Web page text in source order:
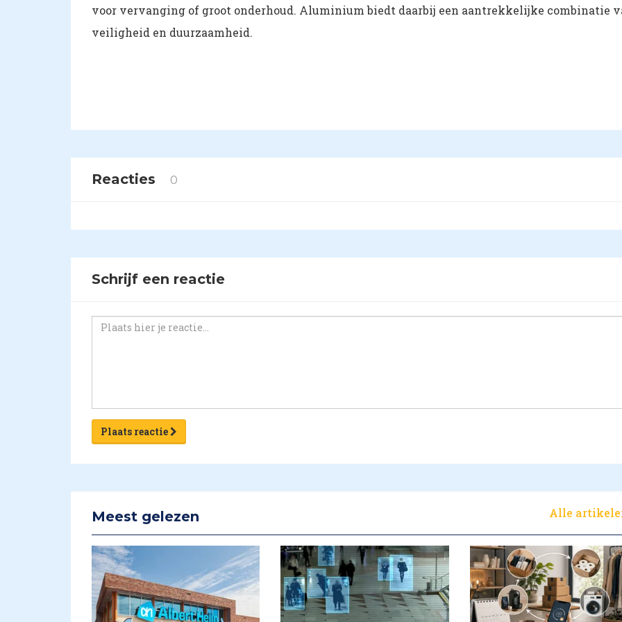
voor vervanging of groot onderhoud. Aluminium biedt daarbij een aantrekkelijke combinatie
veiligheid en duurzaamheid.
Reacties 0
Schrijf een reactie
Plaats reactie
Meest gelezen Alle